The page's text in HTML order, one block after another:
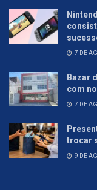
7 DE
Bazar
com
7 DE
trocar
9 DE